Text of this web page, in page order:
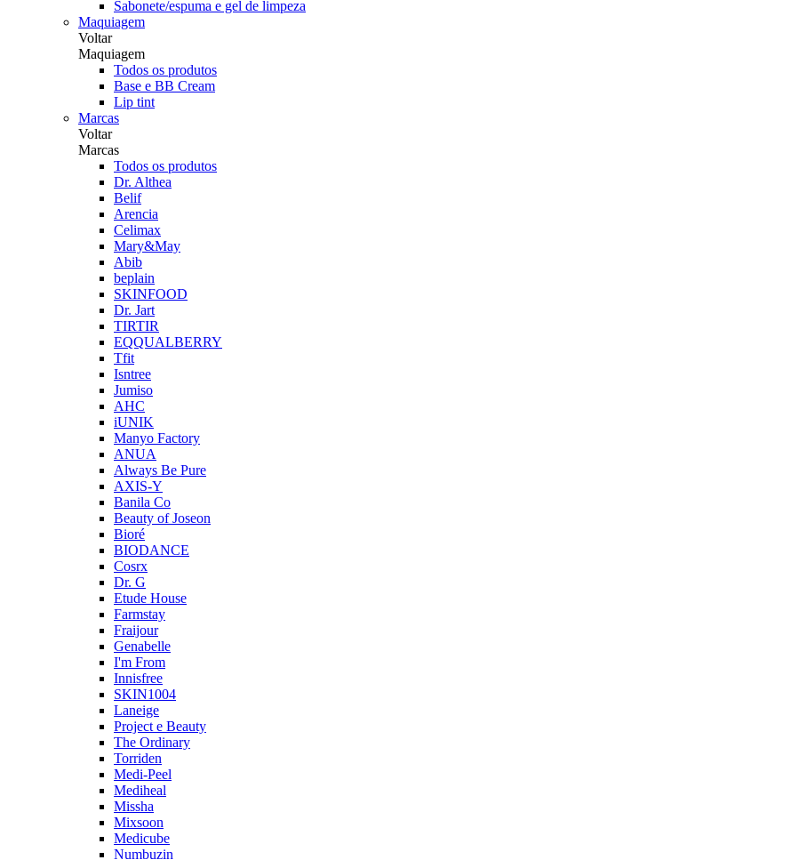
Sabonete/espuma e gel de limpeza
Maquiagem
Voltar
Maquiagem
Todos os produtos
Base e BB Cream
Lip tint
Marcas
Voltar
Marcas
Todos os produtos
Dr. Althea
Belif
Arencia
Celimax
Mary&May
Abib
beplain
SKINFOOD
Dr. Jart
TIRTIR
EQQUALBERRY
Tfit
Isntree
Jumiso
AHC
iUNIK
Manyo Factory
ANUA
Always Be Pure
AXIS-Y
Banila Co
Beauty of Joseon
Bioré
BIODANCE
Cosrx
Dr. G
Etude House
Farmstay
Fraijour
Genabelle
I'm From
Innisfree
SKIN1004
Laneige
Project e Beauty
The Ordinary
Torriden
Medi-Peel
Mediheal
Missha
Mixsoon
Medicube
Numbuzin